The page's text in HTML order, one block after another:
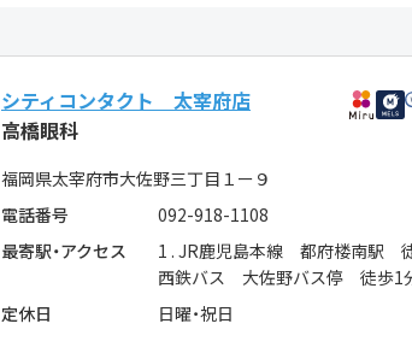
シティコンタクト 太宰府店
高橋眼科
福岡県太宰府市大佐野三丁目１ー９
電話番号
092-918-1108
最寄駅・アクセス
1 . JR鹿児島本線 都府楼南駅
西鉄バス 大佐野バス停 徒歩1
定休日
日曜・祝日